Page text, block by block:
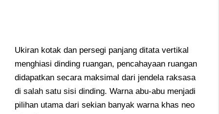
Ukiran kotak dan persegi panjang ditata vertikal
menghiasi dinding ruangan, pencahayaan ruangan
didapatkan secara maksimal dari jendela raksasa
di salah satu sisi dinding. Warna abu-abu menjadi
pilihan utama dari sekian banyak warna khas neo